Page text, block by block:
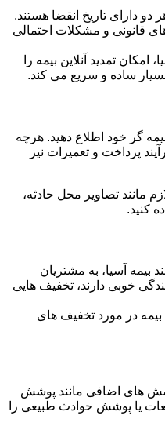
دارای تاریخ انقضا هستند.
قانونی و مشکلات احتمالی
تمدید آنلاین بیمه را
بسیار ساده و سریع می کند.
گر خود اطلاع دهید. هرچه
پرداخت و تعمیرات نیز
مانند تصاویر محل حادثه،
کنید.
بیمه آسیا، به مشتریان
خوبی دارند، تخفیف هایی
بیمه در مورد تخفیف های
های اضافی مانند پوشش
یا پوشش حوادث طبیعی را